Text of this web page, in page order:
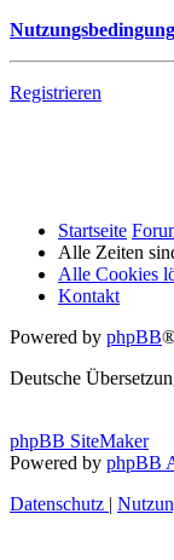
Registrieren
Startseite
Alle Zeiten
Alle Cookies
Kontakt
Powered by phpBB
Deutsche
phpBB SiteMaker
Powered by phpBB
Datenschutz |